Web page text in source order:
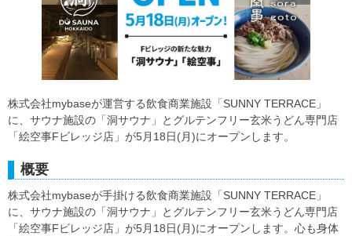
株式会社mybaseが運営する飲食商業施設「SUNNY TERRACE」
に、サウナ施設の「洞サウナ」とグルテンフリー玄米うどん専門店
「絵空事Fビレッジ店」が5月18日(月)にオープンします。
概要
株式会社mybaseが手掛ける飲食商業施設「SUNNY TERRACE」
に、サウナ施設の「洞サウナ」とグルテンフリー玄米うどん専門店
「絵空事Fビレッジ店」が5月18日(月)にオープンします。心も身体